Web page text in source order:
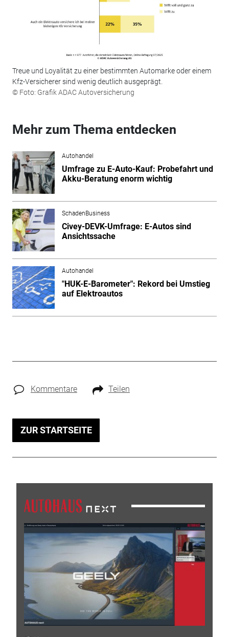
Treue und Loyalität zu einer bestimmten Automarke oder einem
Kfz-Versicherer sind wenig deutlich ausgeprägt.
© Foto: Grafik ADAC Autoversicherung
Mehr zum Thema entdecken
Autohandel
Umfrage zu E-Auto-Kauf: Probefahrt und
Akku-Beratung enorm wichtig
SchadenBusiness
Civey-DEVK-Umfrage: E-Autos sind
Ansichtssache
Autohandel
"HUK-E-Barometer": Rekord bei Umstieg
auf Elektroautos
Kommentare Teilen
ZUR STARTSEITE